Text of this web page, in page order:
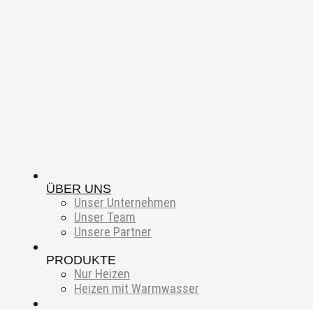
ÜBER UNS
Unser Unternehmen
Unser Team
Unsere Partner
PRODUKTE
Nur Heizen
Heizen mit Warmwasser